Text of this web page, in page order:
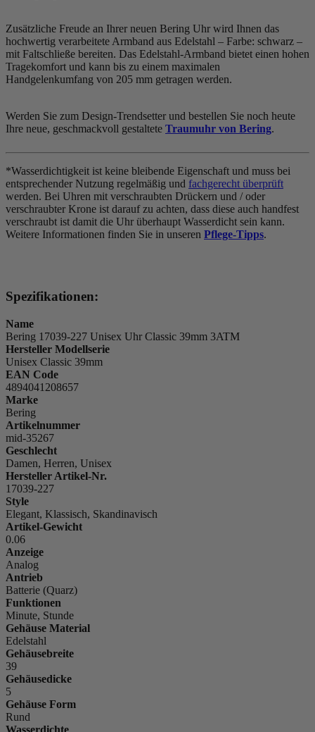
Zusätzliche Freude an Ihrer neuen Bering Uhr wird Ihnen das
hochwertig verarbeitete Armband aus Edelstahl – Farbe: schwarz –
mit Faltschließe bereiten. Das Edelstahl-Armband bietet einen hohen
Tragekomfort und kann bis zu einem maximalen
Handgelenkumfang von 205 mm getragen werden.
Werden Sie zum Design-Trendsetter und bestellen Sie noch heute
Ihre neue, geschmackvoll gestaltete Traumuhr von Bering.
*Wasserdichtigkeit ist keine bleibende Eigenschaft und muss bei
entsprechender Nutzung regelmäßig und fachgerecht überprüft
werden. Bei Uhren mit verschraubten Drückern und / oder
verschraubter Krone ist darauf zu achten, dass diese auch handfest
verschraubt ist damit die Uhr überhaupt Wasserdicht sein kann.
Weitere Informationen finden Sie in unseren Pflege-Tipps.
Spezifikationen:
Name
Bering 17039-227 Unisex Uhr Classic 39mm 3ATM
Hersteller Modellserie
Unisex Classic 39mm
EAN Code
4894041208657
Marke
Bering
Artikelnummer
mid-35267
Geschlecht
Damen, Herren, Unisex
Hersteller Artikel-Nr.
17039-227
Style
Elegant, Klassisch, Skandinavisch
Artikel-Gewicht
0.06
Anzeige
Analog
Antrieb
Batterie (Quarz)
Funktionen
Minute, Stunde
Gehäuse Material
Edelstahl
Gehäusebreite
39
Gehäusedicke
5
Gehäuse Form
Rund